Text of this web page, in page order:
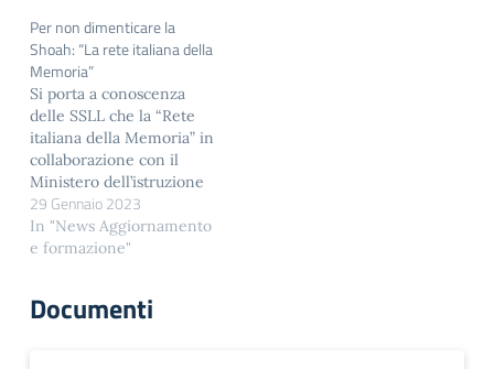
Per non dimenticare la
Shoah: “La rete italiana della
Memoria”
Si porta a conoscenza
delle SSLL che la “Rete
italiana della Memoria” in
collaborazione con il
Ministero dell’istruzione
e del merito promuove
l’apertura dei luoghi
italiani della memoria ad
del secondo ciclo di
29 Gennaio 2023
In "News Aggiornamento
e formazione"
Documenti